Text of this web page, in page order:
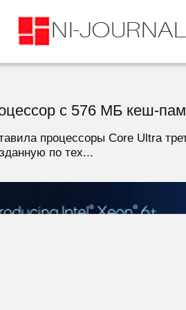
с 576 МБ кеш-
процессоры Core Ultra
по тех...